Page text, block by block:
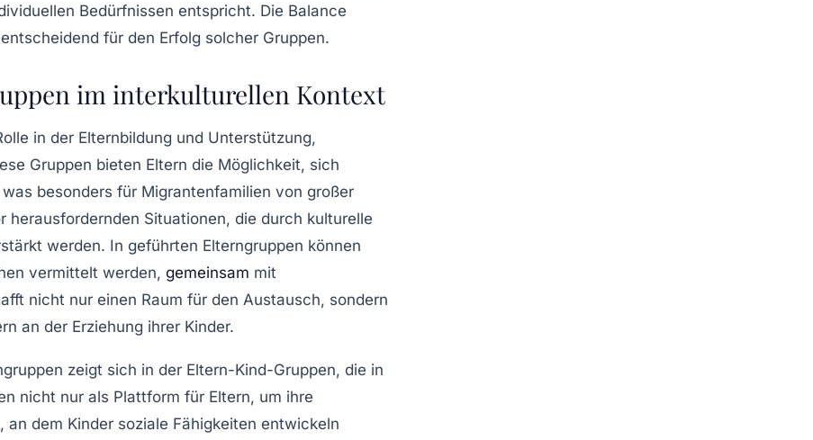
Bedürfnissen entspricht. Die Balance
für den Erfolg solcher Gruppen.
im interkulturellen Kontext
in der Elternbildung und Unterstützung,
Gruppen bieten Eltern die Möglichkeit, sich
besonders für Migrantenfamilien von großer
herausfordernden Situationen, die durch kulturelle
werden. In geführten Elterngruppen können
vermittelt werden, gemeinsam mit
nicht nur einen Raum für den Austausch, sondern
an der Erziehung ihrer Kinder.
zeigt sich in der Eltern-Kind-Gruppen, die in
nicht nur als Plattform für Eltern, um ihre
dem Kinder soziale Fähigkeiten entwickeln